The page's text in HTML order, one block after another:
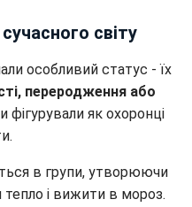
світу
особливий статус - їх
переродження або
фігурували як охоронці
в групи, утворюючи
тепло і вижити в мороз.